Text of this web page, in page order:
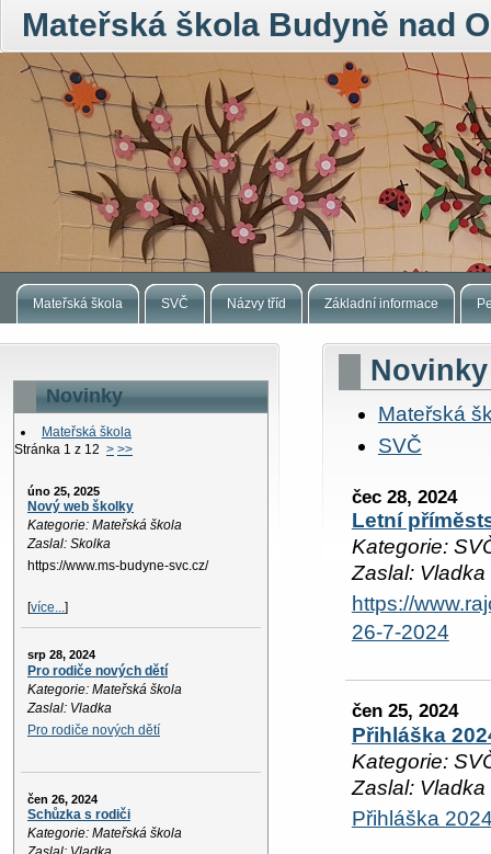
Mateřská škola Budyně nad
Mateřská škola SVČ Názvy tříd Základní informace
Novinky
Mateřská škola
Stránka 1 z 12 > >>
úno 25, 2025
Nový web školky
Kategorie: Mateřská škola
Zaslal: Skolka
https://www.ms-budyne-svc.cz/
[více...]
srp 28, 2024
Pro rodiče nových dětí
Kategorie: Mateřská škola
Zaslal: Vladka
Pro rodiče nových dětí
čen 26, 2024
Schůzka s rodiči
Kategorie: Mateřská škola
Novinky
Mateřská
SVČ
čec 28, 2024
Letní
Kategorie:
Zaslal: Vladka
https://
26-7-2024
čen 25, 2024
Přihláška
Kategorie:
Zaslal: Vladka
Přihláška